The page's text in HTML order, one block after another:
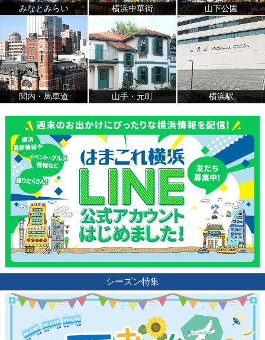
みなとみらい 横浜中華街 山下公園
関内・馬車道 山手・元町 横浜駅
シーズン特集